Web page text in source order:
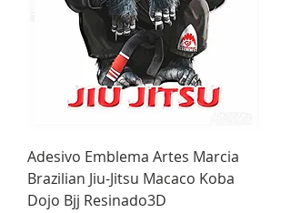
Adesivo Emblema Artes Marcia
Brazilian Jiu-Jitsu Macaco Koba
Dojo Bjj Resinado3D